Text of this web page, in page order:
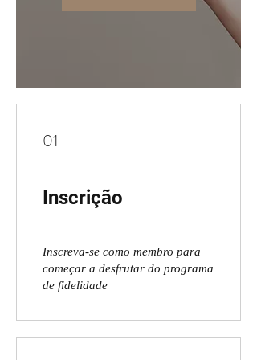
01
Inscrição
Inscreva-se como membro para
começar a desfrutar do programa
de fidelidade